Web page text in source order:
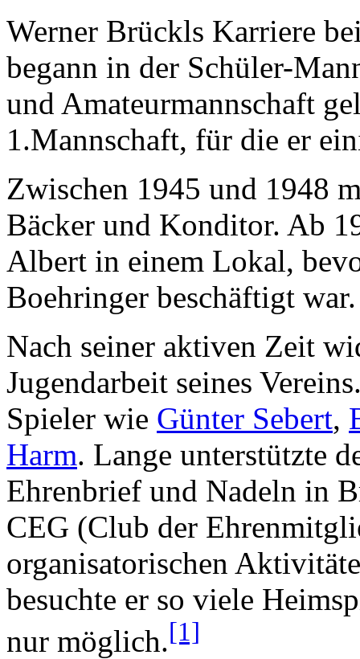
Werner Brückls Karriere
begann in der Schüler-
und Amateurmannschaft
1.Mannschaft, für die er
Zwischen 1945 und 1948
Bäcker und Konditor. Ab
Albert in einem Lokal,
Boehringer beschäftigt war.
Nach seiner aktiven Zeit
Jugendarbeit seines
Spieler wie Günter Sebert,
Harm. Lange unterstützte
Ehrenbrief und Nadeln in
CEG (Club der
organisatorischen
besuchte er so viele
nur möglich.[1]